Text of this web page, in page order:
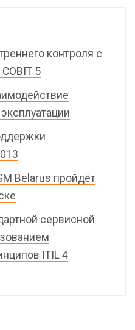
контроля с
5
Belarus пройдёт
сервисной
ITIL 4